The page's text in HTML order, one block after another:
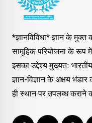
*ज्ञानविविधा* ज्ञान के मुक्त
सामूहिक परियोजना के रूप
इसका उद्देश्य मुख्यतः
ज्ञान-विज्ञान के अक्षय
ही स्थान पर उपलब्ध कराने